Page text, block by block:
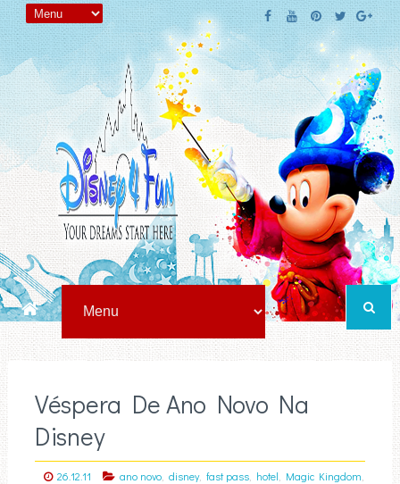
Véspera De Ano Novo Na
Disney
26.12.11 ano novo, disney, fast pass, hotel Magic Kingdom